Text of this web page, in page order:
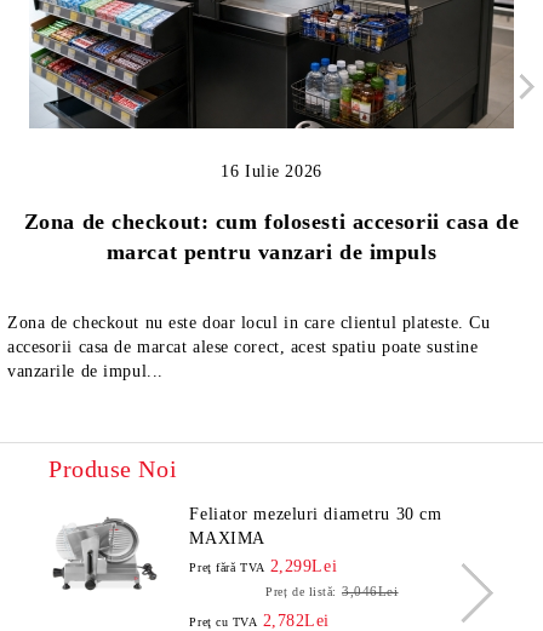
Zona de checkout: cum folosesti accesorii casa de
marcat pentru vanzari de impuls
16 Iulie 2026
Zona de checkout nu este doar locul in care clientul plateste. Cu
accesorii casa de marcat alese corect, acest spatiu poate sustine
vanzarile de impul...
Produse Noi
Feliator mezeluri diametru 30 cm
MAXIMA
Preţ fără TVA 2,299Lei
Preț de listă: 3,046Lei
Preţ cu TVA 2,782Lei